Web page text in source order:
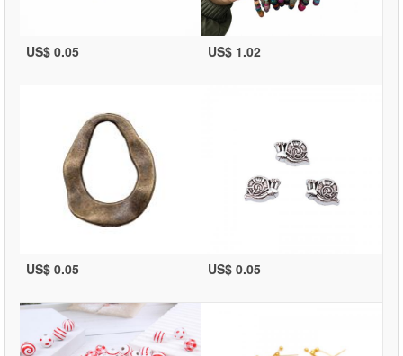
US$ 0.05 US$ 1.02
US$ 0.05 US$ 0.05